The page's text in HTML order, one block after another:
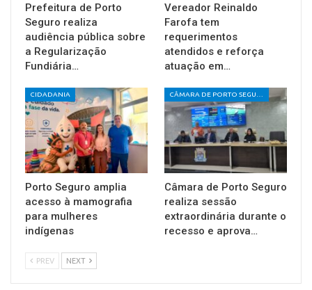
Prefeitura de Porto
Seguro realiza
audiência pública sobre
a Regularização
Fundiária…
Vereador Reinaldo
Farofa tem
requerimentos
atendidos e reforça
atuação em…
CIDADANIA
Porto Seguro amplia
acesso à mamografia
para mulheres
indígenas
Câmara de Porto Seguro
realiza sessão
extraordinária durante o
recesso e aprova…
PREV NEXT